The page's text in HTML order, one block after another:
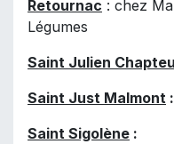
Retournac : chez
Légumes
Saint Julien
Saint Just Malmont :
Saint Sigolène :